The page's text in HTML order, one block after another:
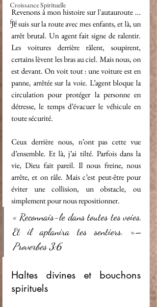
Croissance Spirituelle
foi
Revenons à mon histoire sur l'autauroute ...
Je suis sur la route avec mes enfants, et là, un
arrêt brutal. Un agent fait signe de ralentir.
Les voitures derrière râlent, soupirent,
certains lèvent les bras au ciel. Mais nous, on
est devant. On voit tout : une voiture est en
panne, arrêtée sur la voie. L’agent bloque la
circulation pour protéger la personne en
détresse, le temps d’évacuer le véhicule en
toute sécurité.
Ceux derrière nous, n’ont pas cette vue
d’ensemble. Et là, j’ai tilté. Parfois dans la
vie, Dieu fait pareil. Il nous freine, nous
arrête, et on râle. Mais c’est peut-être pour
éviter une collision, un obstacle, ou
simplement pour nous repositionner.
« Reconnais-le dans toutes tes voies,
Et il aplanira tes sentiers. »–
Proverbes 3:6
Haltes divines et bouchons
spirituels